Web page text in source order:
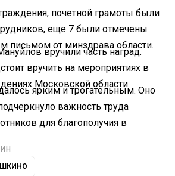
почетной грамоты были
еще 7 были отмечены
письмом от минздрава области.
вручили часть наград.
вручить на мероприятиях в
Московской области.
ярким и трогательным. Оно
важность труда
для благополучия в